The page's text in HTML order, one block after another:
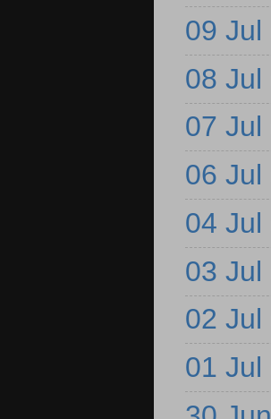
09 Jul
08 Jul
07 Jul
06 Jul
04 Jul
03 Jul
02 Jul
01 Jul